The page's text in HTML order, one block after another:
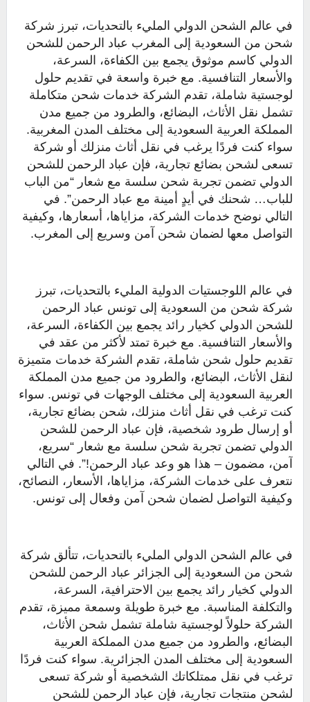
في عالم الشحن الدولي المليء بالتحديات، تبرز شركة
شحن من السعودية إلى المغرب عباد الرحمن للشحن
الدولي كاسم موثوق يجمع بين الكفاءة، السرعة،
والأسعار التنافسية. مع خبرة واسعة في تقديم حلول
لوجستية شاملة، تقدم الشركة خدمات شحن متكاملة
تشمل نقل الأثاث، البضائع، والطرود من جميع مدن
المملكة العربية السعودية إلى مختلف المدن المغربية.
سواء كنت فردًا يرغب في نقل أثاث منزلك أو شركة
تسعى لشحن بضائع تجارية، فإن عباد الرحمن للشحن
الدولي تضمن تجربة شحن سلسة مع شعار “من الباب
للباب… شحنك في أيدٍ أمينة مع عباد الرحمن”. في
التالي نوضح خدمات الشركة، مزاياها، أسعارها، وكيفية
التواصل معها لضمان شحن آمن وسريع إلى المغرب.
في عالم اللوجستيات الدولية المليء بالتحديات، تبرز
شركة شحن من السعودية إلى تونس عباد الرحمن
للشحن الدولي كخيار رائد يجمع بين الكفاءة، السرعة،
والأسعار التنافسية. مع خبرة تمتد لأكثر من عقد في
تقديم حلول شحن شاملة، تقدم الشركة خدمات متميزة
لنقل الأثاث، البضائع، والطرود من جميع مدن المملكة
العربية السعودية إلى مختلف الوجهات في تونس. سواء
كنت ترغب في نقل أثاث منزلك، شحن بضائع تجارية،
أو إرسال طرود شخصية، فإن عباد الرحمن للشحن
الدولي تضمن تجربة شحن سلسة مع شعار “سريع،
آمن، مضمون – هذا هو وعد عباد الرحمن!”. في التالي
نتعرف على خدمات الشركة، مزاياها، الأسعار، النصائح،
وكيفية التواصل لضمان شحن آمن وفعال إلى تونس.
في عالم الشحن الدولي المليء بالتحديات، تتألق شركة
شحن من السعودية إلى الجزائر عباد الرحمن للشحن
الدولي كخيار رائد يجمع بين الاحترافية، السرعة،
والتكلفة المناسبة. مع خبرة طويلة وسمعة مميزة، تقدم
الشركة حلولاً لوجستية شاملة تشمل شحن الأثاث،
البضائع، والطرود من جميع مدن المملكة العربية
السعودية إلى مختلف المدن الجزائرية. سواء كنت فردًا
ترغب في نقل ممتلكاتك الشخصية أو شركة تسعى
لشحن منتجات تجارية، فإن عباد الرحمن للشحن